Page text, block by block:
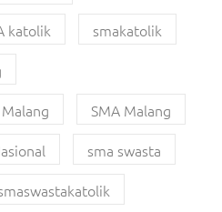
katolik
smakatolik
SMA Malang
sma swasta